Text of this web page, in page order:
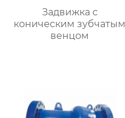
Задвижка с
коническим зубчатым
венцом